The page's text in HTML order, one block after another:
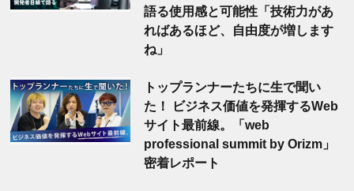
語る使用感と可能性「技術力があ
ればあるほど、自由度が増します
ね」
トップランナーたちに生で聞い
た！ ビジネス価値を発揮するWeb
サイト最前線。「web
professional summit by Orizm」
密着レポート